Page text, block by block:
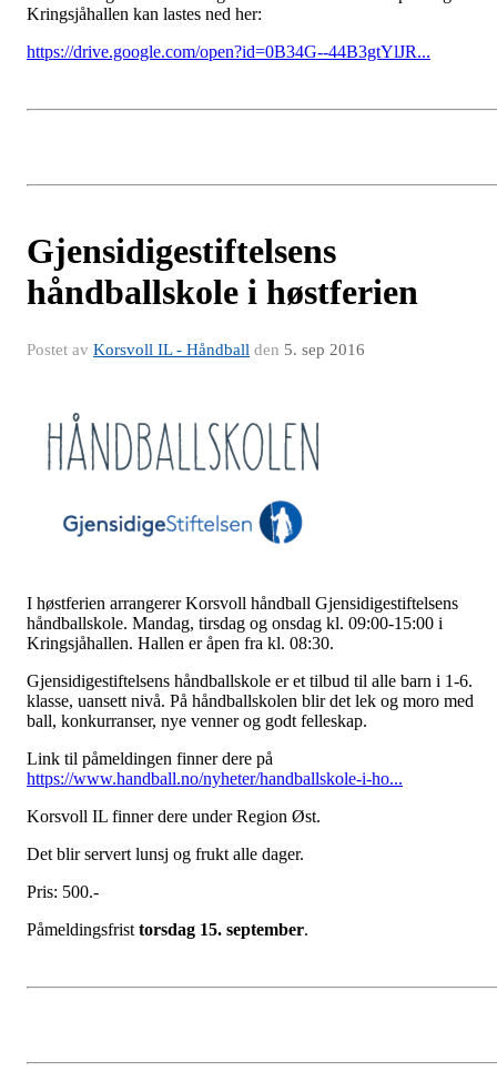
Kringsjåhallen kan lastes ned her:
https://drive.google.com/open?id=0B34G--44B3gtYlJR...
Gjensidigestiftelsens
håndballskole i høstferien
Postet av Korsvoll IL - Håndball den 5. sep 2016
I høstferien arrangerer Korsvoll håndball Gjensidigestiftelsens
håndballskole. Mandag, tirsdag og onsdag kl. 09:00-15:00 i
Kringsjåhallen. Hallen er åpen fra kl. 08:30.
Gjensidigestiftelsens håndballskole er et tilbud til alle barn i 1-6.
klasse, uansett nivå. På håndballskolen blir det lek og moro med
ball, konkurranser, nye venner og godt felleskap.
Link til påmeldingen finner dere på
https://www.handball.no/nyheter/handballskole-i-ho...
Korsvoll IL finner dere under Region Øst.
Det blir servert lunsj og frukt alle dager.
Pris: 500.-
Påmeldingsfrist torsdag 15. september.